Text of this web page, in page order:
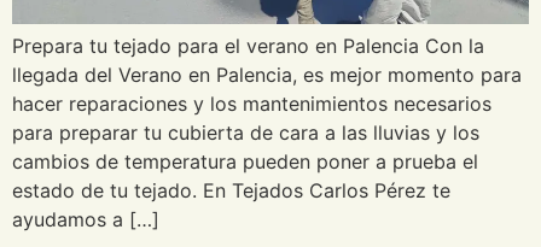
Prepara tu tejado para el verano en Palencia Con la
llegada del Verano en Palencia, es mejor momento para
hacer reparaciones y los mantenimientos necesarios
para preparar tu cubierta de cara a las lluvias y los
cambios de temperatura pueden poner a prueba el
estado de tu tejado. En Tejados Carlos Pérez te
ayudamos a […]